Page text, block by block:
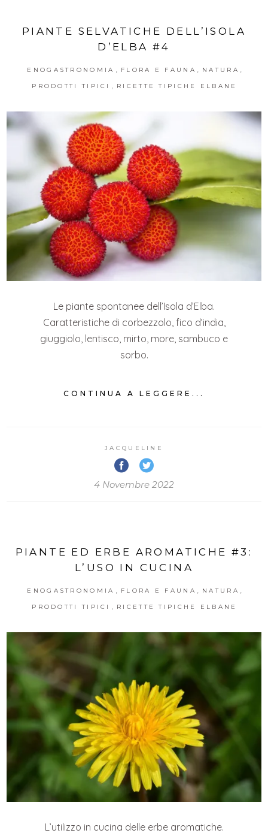
PIANTE SELVATICHE DELL’ISOLA
D’ELBA #4
ENOGASTRONOMIA FLORA E FAUNA NATURA
PRODOTTI TIPICI RICETTE TIPICHE ELBANE
Le piante spontanee dell’Isola d’Elba.
Caratteristiche di corbezzolo, fico d’india,
giuggiolo, lentisco, mirto, more, sambuco e
sorbo.
CONTINUA A LEGGERE...
JACQUELINE
4 Novembre 2022
PIANTE ED ERBE AROMATICHE #3:
L’USO IN CUCINA
ENOGASTRONOMIA FLORA E FAUNA NATURA
PRODOTTI TIPICI RICETTE TIPICHE ELBANE
L’utilizzo in cucina delle erbe aromatiche.